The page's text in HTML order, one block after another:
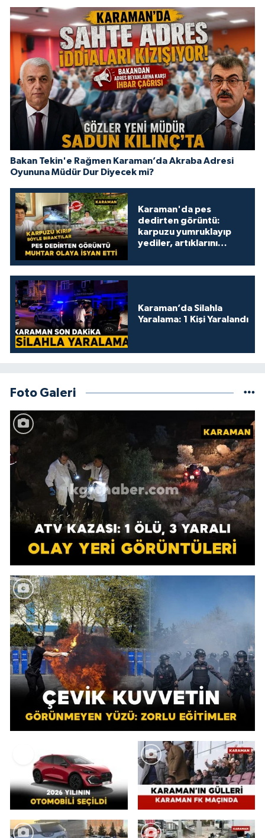
Bakan Tekin'e Rağmen Karaman’da Akraba Adresi
Oyununa Müdür Dur Diyecek mi?
Karaman'da pes
dedirten görüntü:
karpuzu yumruklayıp
yediler, artıklarını
Karaman’da Silahla
Yaralama: 1 Kişi Yaralandı
Foto Galeri